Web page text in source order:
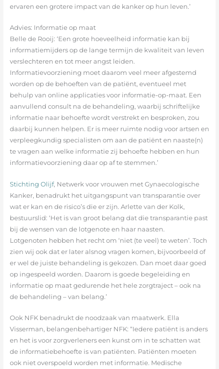
ervaren een grotere impact van de kanker op hun leven.’
Advies: Informatie op maat
Belle de Rooij: ‘Een grote hoeveelheid informatie kan bij
informatiemijders op de lange termijn de kwaliteit van leven
verslechteren en tot meer angst leiden.
Informatievoorziening moet daarom veel meer afgestemd
worden op de behoeften van de patiënt, eventueel met
behulp van online applicaties voor informatie-op-maat. Een
aanvullend consult na de behandeling, waarbij schriftelijke
informatie naar behoefte wordt verstrekt en besproken, zou
daarbij kunnen helpen. Er is meer ruimte nodig voor artsen en
verpleegkundig specialisten om aan de patiënt en naaste(n)
te vragen aan welke informatie zij behoefte hebben en hun
informatievoorziening daar op af te stemmen.’
Stichting Olijf, Netwerk voor vrouwen met Gynaecologische
Kanker, benadrukt het uitgangspunt van transparantie over
wat er kan en de risico’s die er zijn. Arlette van der Kolk,
bestuurslid: ‘Het is van groot belang dat die transparantie past
bij de wensen van de lotgenote en haar naasten.
Lotgenoten hebben het recht om ‘niet (te veel) te weten’. Toch
zien wij ook dat er later alsnog vragen komen, bijvoorbeeld of
er wel de juiste behandeling is gekozen. Dan moet daar goed
op ingespeeld worden. Daarom is goede begeleiding en
informatie op maat gedurende het hele zorgtraject – ook na
de behandeling – van belang.’
Ook NFK benadrukt de noodzaak van maatwerk. Ella
Visserman, belangenbehartiger NFK: “Iedere patiënt is anders
en het is voor zorgverleners een kunst om in te schatten wat
de informatiebehoefte is van patiënten. Patiënten moeten
ook niet overspoeld worden met informatie. Medische